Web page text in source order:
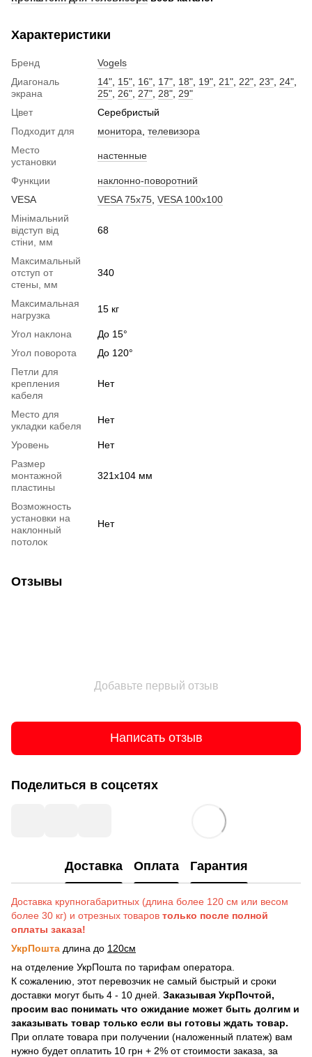
Характеристики
Бренд
Vogels
Диагональ
экрана
14" 15" 16" 17" 18" 19" 21" 22" 23" 24"
25" 26" 27" 28" 29"
Цвет
Серебристый
Подходит для
монитора телевизора
Место
установки
настенные
Функции
наклонно-поворотний
VESA
VESA 75x75 VESA 100x100
Мінімальний
відступ від
стіни, мм
68
Максимальный
отступ от
стены, мм
340
Максимальная
нагрузка
15 кг
Угол наклона
До 15°
Угол поворота
До 120°
Петли для
крепления
кабеля
Нет
Место для
укладки кабеля
Нет
Уровень
Нет
Размер
монтажной
пластины
321х104 мм
Возможность
установки на
наклонный
потолок
Нет
Отзывы
Добавьте первый отзыв
Написать отзыв
Поделиться в соцсетях
Доставка Оплата Гарантия
Доставка крупногабаритных (длина более 120 см или весом
более 30 кг) и отрезных товаров только после полной
оплаты заказа!
УкрПошта длина до 120см
на отделение УкрПошта по тарифам оператора.
К сожалению, этот перевозчик не самый быстрый и сроки
доставки могут быть 4 - 10 дней. Заказывая УкрПочтой,
просим вас понимать что ожидание может быть долгим и
заказывать товар только если вы готовы ждать товар.
При оплате товара при получении (наложенный платеж) вам
нужно будет оплатить 10 грн + 2% от стоимости заказа, за